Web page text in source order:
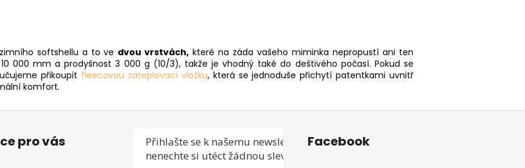
softshellu a to ve dvou vrstvách, které na záda vašeho miminka nepropustí ani ten
000 mm a prodyšnost 3 000 g (10/3), takže je vhodný také do deštivého počasí. Pokud se
přikoupit fleecovou zateplovací vložku, která se jednoduše přichytí patentkami uvnitř
komfort.
pro vás Přihlašte se k našemu newsletteru a
nenechte si utéct žádnou slevu ani akci!
Facebook